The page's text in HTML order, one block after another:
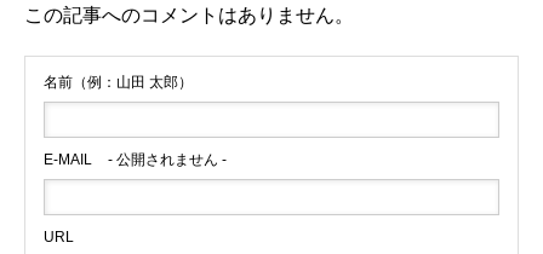
この記事へのコメントはありません。
名前（例：山田 太郎）
E-MAIL - 公開されません -
URL